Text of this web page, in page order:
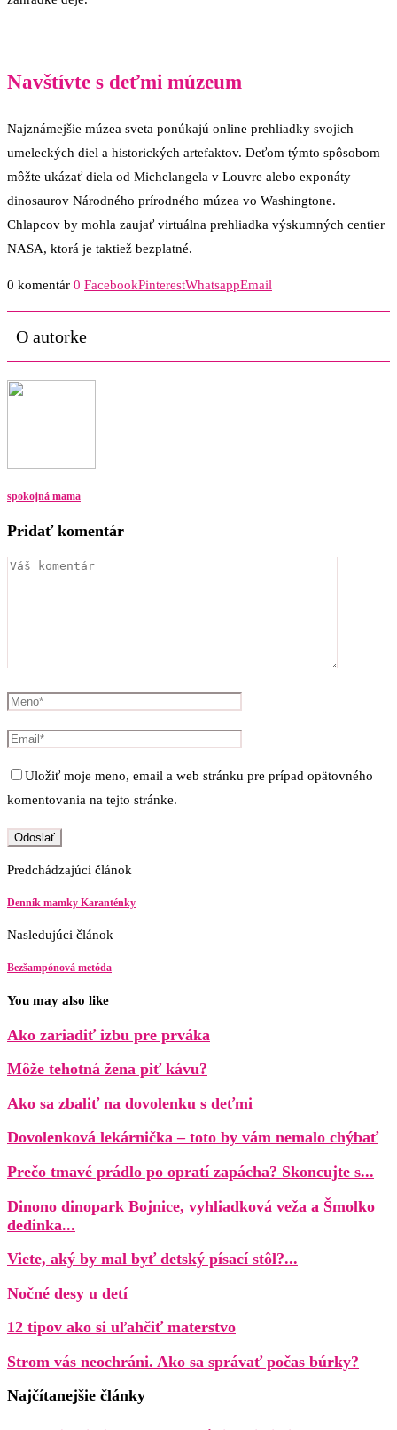
Navštívte s deťmi múzeum
Najznámejšie múzea sveta ponúkajú online prehliadky svojich
umeleckých diel a historických artefaktov. Deťom týmto spôsobom
môžte ukázať diela od Michelangela v Louvre alebo exponáty
dinosaurov Národného prírodného múzea vo Washingtone.
Chlapcov by mohla zaujať virtuálna prehliadka výskumných centier
NASA, ktorá je taktiež bezplatné.
0 komentár 0 FacebookPinterestWhatsappEmail
O autorke
spokojná mama
Pridať komentár
Uložiť moje meno, email a web stránku pre prípad opätovného
komentovania na tejto stránke.
Predchádzajúci článok
Denník mamky Karanténky
Nasledujúci článok
Bezšampónová metóda
You may also like
Ako zariadiť izbu pre prváka
Môže tehotná žena piť kávu?
Ako sa zbaliť na dovolenku s deťmi
Dovolenková lekárnička – toto by vám nemalo chýbať
Prečo tmavé prádlo po opratí zapácha? Skoncujte s...
Dinono dinopark Bojnice, vyhliadková veža a Šmolko
dedinka...
Viete, aký by mal byť detský písací stôl?...
Nočné desy u detí
12 tipov ako si uľahčiť materstvo
Strom vás neochráni. Ako sa správať počas búrky?
Najčítanejšie články